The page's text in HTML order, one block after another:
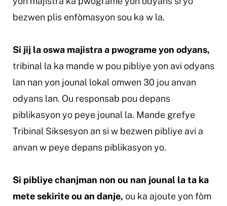
bezwen plis enfòmasyon sou ka w la.
Si jij la oswa majistra a pwograme yon odyans,
tribinal la ka mande w pou pibliye yon avi odyans
lan nan yon jounal lokal omwen 30 jou anvan
odyans lan. Ou responsab pou depans
piblikasyon yo peye jounal la. Mande grefye
Tribinal Siksesyon an si w bezwen pibliye avi a
anvan w peye depans piblikasyon yo.
Si pibliye chanjman non ou nan jounal la ta ka
mete sekirite ou an danje, ou ka ajoute yon fòm